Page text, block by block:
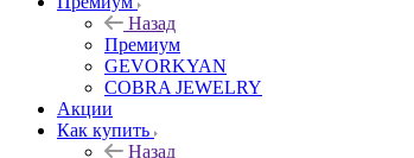
Назад
Премиум
GEVORKYAN
COBRA JEWELRY
Акции
Как купить
Назад